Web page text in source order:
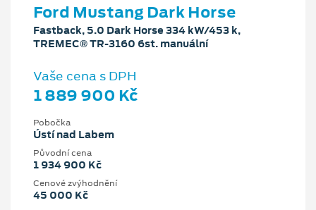
Ford Mustang Dark Horse
Fastback, 5.0 Dark Horse 334 kW/453 k,
TREMEC® TR-3160 6st. manuální
Vaše cena s DPH
1 889 900 Kč
Pobočka
Ústí nad Labem
Původní cena
1 934 900 Kč
Cenové zvýhodnění
45 000 Kč